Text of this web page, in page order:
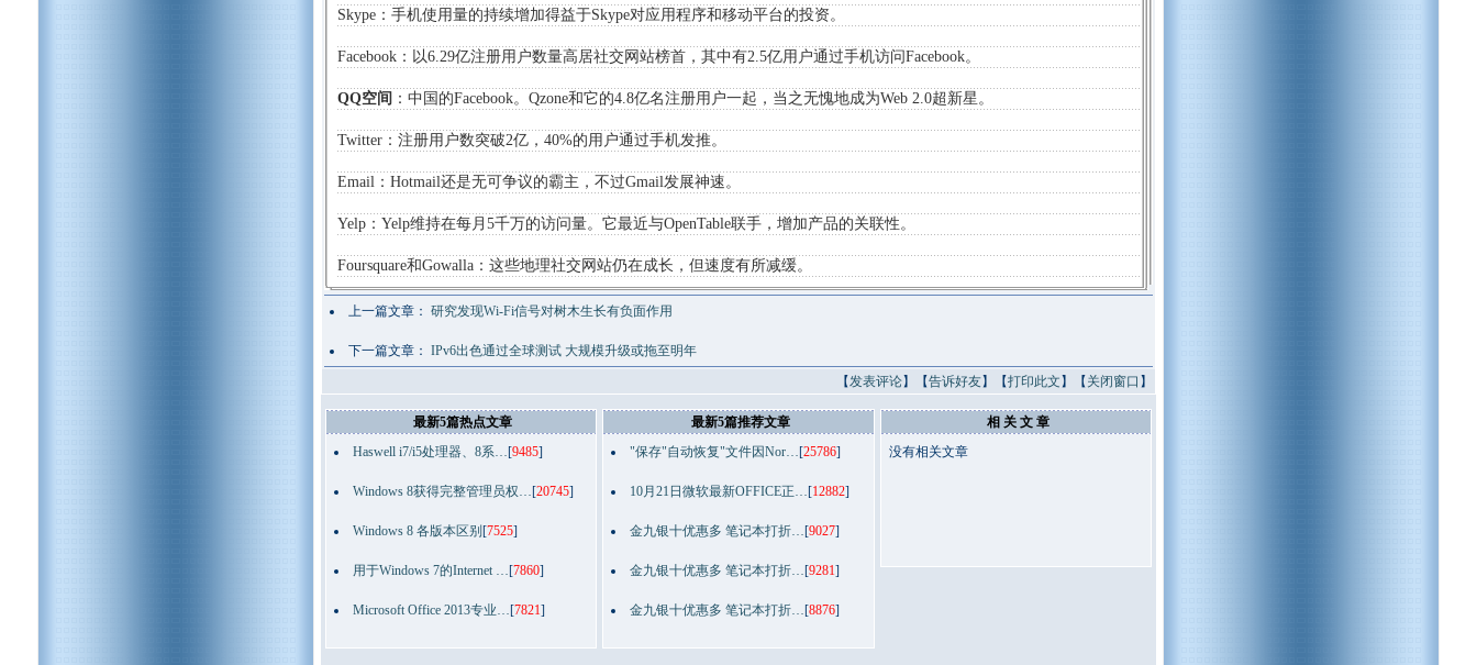
Skype：手机使用量的持续增加得益于Skype对应用程序和移动平台的投资。
Facebook：以6.29亿注册用户数量高居社交网站榜首，其中有2.5亿用户通过手机访问Facebook。
QQ空间 ：中国的Facebook。Qzone和它的4.8亿名注册用户一起，当之无愧地成为Web 2.0超新星。
Twitter：注册用户数突破2亿，40%的用户通过手机发推。
Email：Hotmail还是无可争议的霸主，不过Gmail发展神速。
Yelp：Yelp维持在每月5千万的访问量。它最近与OpenTable联手，增加产品的关联性。
Foursquare和Gowalla：这些地理社交网站仍在成长，但速度有所减缓。
上一篇文章： 研究发现Wi-Fi信号对树木生长有负面作用
下一篇文章： IPv6出色通过全球测试 大规模升级或拖至明年
【发表评论】【告诉好友】【打印此文 】【 关闭窗口 】
最新5篇热点文章
Haswell i7/i5处理器、8系…[9485]
Windows 8获得完整管理员权…[20745]
Windows 8 各版本区别 [7525]
用于Windows 7的Internet …[7860]
Microsoft Office 2013专业…[7821]
最新5篇推荐文章
"保存"自动恢复"文件因Nor…[25786]
10月21日微软最新OFFICE正…[12882]
金九银十优惠多 笔记本打折…[9027]
金九银十优惠多 笔记本打折…[9281]
金九银十优惠多 笔记本打折…[8876]
相 关 文 章
没有相关文章